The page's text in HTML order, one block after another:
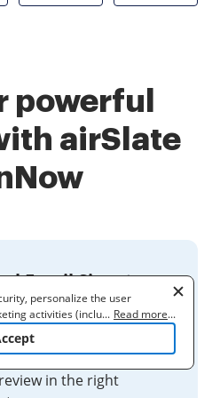
powerful
airSlate
Email Signature
Signature
your details below,
in the right
personalize the user
activities (including
and for other business
learn more. By clicking "Accept"
... Read more...